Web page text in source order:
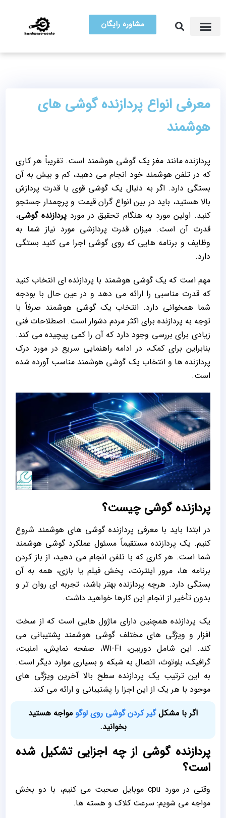
مشاوره رایگان
معرفی انواع پردازنده گوشی های
هوشمند
پردازنده مانند مغز یک گوشی هوشمند است. تقریباً هر کاری
که در تلفن هوشمند خود انجام می دهید، کم و بیش به آن
بستگی دارد. اگر به دنبال یک گوشی قوی با قدرت پردازش
بالا هستید، باید در بین انواع گران قیمت و پرچمدار جستجو
کنید. اولین مورد به هنگام تحقیق در مورد پردازنده گوشی،
قدرت آن است. میزان قدرت پردازشی مورد نیاز شما به
وظایف و برنامه هایی که روی گوشی اجرا می کنید بستگی
دارد.
مهم است که یک گوشی هوشمند با پردازنده ای انتخاب کنید
که قدرت مناسبی را ارائه می دهد و در عین حال با بودجه
شما همخوانی دارد. انتخاب یک گوشی هوشمند صرفاً با
توجه به پردازنده برای اکثر مردم دشوار است. اصطلاحات فنی
زیادی برای بررسی وجود دارد که آن را کمی پیچیده می کند.
بنابراین برای کمک، در ادامه راهنمایی سریع در مورد درک
پردازنده ها و انتخاب یک گوشی هوشمند مناسب آورده شده
است.
پردازنده گوشی چیست؟
در ابتدا باید با معرفی پردازنده گوشی های هوشمند شروع
کنیم. یک پردازنده مستقیماً مسئول عملکرد گوشی هوشمند
شما است. هر کاری که با تلفن انجام می دهید، از باز کردن
برنامه ها، مرور اینترنت، پخش فیلم یا بازی، همه به آن
بستگی دارد. هرچه پردازنده بهتر باشد، تجربه ای روان تر و
بدون تأخیر از انجام این کارها خواهید داشت.
یک پردازنده همچنین دارای ماژول هایی است که از سخت
افزار و ویژگی های مختلف گوشی هوشمند پشتیبانی می
کند. این شامل دوربین، Wi-Fi، صفحه نمایش، امنیت،
گرافیک، بلوتوث، اتصال به شبکه و بسیاری موارد دیگر است.
به این ترتیب یک پردازنده سطح بالا آخرین ویژگی های
موجود با هر یک از این اجزا را پشتیبانی و ارائه می کند.
اگر با مشکلگیر کردن گوشی روی لوگو مواجه هستید
بخوانید.
پردازنده گوشی از چه اجزایی تشکیل شده
است؟
وقتی در مورد cpu موبایل صحبت می کنیم، با دو بخش
مواجه می شویم: سرعت کلاک و هسته ها.